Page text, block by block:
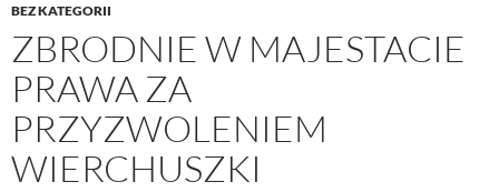
BEZ KATEGORII
ZBRODNIE W MAJESTACIE
PRAWA ZA
PRZYZWOLENIEM
WIERCHUSZKI